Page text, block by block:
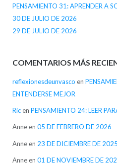
PENSAMIENTO 31: APRENDER A
30 DE JULIO DE 2026
29 DE JULIO DE 2026
COMENTARIOS MÁS
reflexionesdeunvasco en
ENTENDERSE MEJOR
Ricen PENSAMIENTO 24: LEER
Anneen 05 DE FEBRERO DE 2026
Anneen 23 DE DICIEMBRE DE 2025
Anneen 01 DE NOVIEMBRE DE